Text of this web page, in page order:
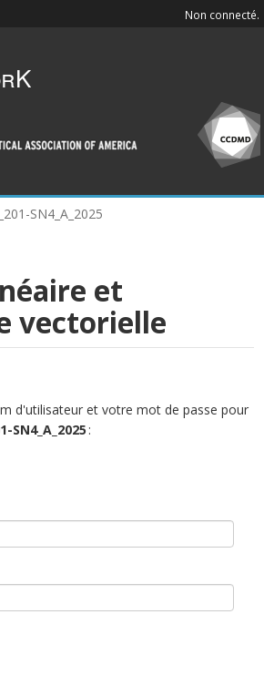
Non connecté.
SN4_A_2025
et
vectorielle
d'utilisateur et votre mot de passe pour
SN4_A_2025 :